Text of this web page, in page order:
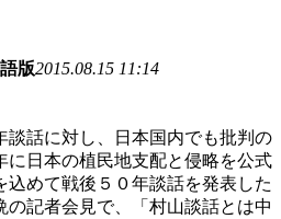
版2015.08.15 11:14
談話に対し、日本国内でも批判の
に日本の植民地支配と侵略を公式
めて戦後５０年談話を発表した
記者会見で、「村山談話とは中